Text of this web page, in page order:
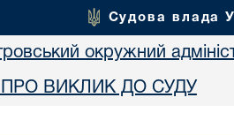
Судова влада
окружний
ВИКЛИК ДО СУДУ